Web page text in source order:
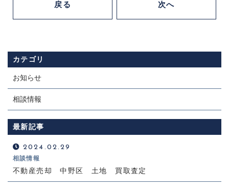
戻る 次へ
カテゴリ
お知らせ
相談情報
最新記事
2024.02.29
相談情報
不動産売却 中野区 土地 買取査定